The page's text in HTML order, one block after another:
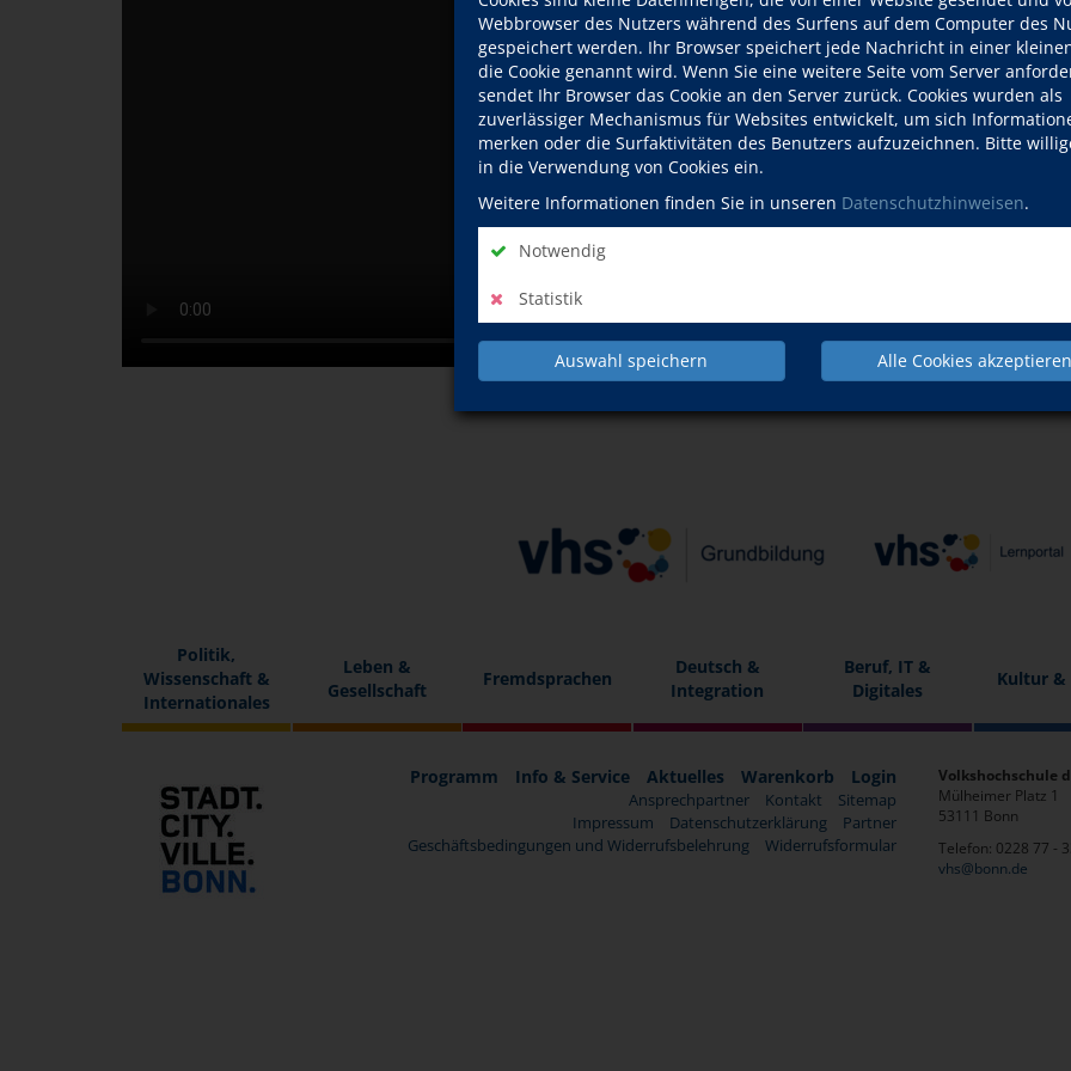
Webbrowser des Nutzers während des Surfens auf dem Computer des
gespeichert werden. Ihr Browser speichert jede Nachricht in einer
die Cookie genannt wird. Wenn Sie eine weitere Seite vom Server
sendet Ihr Browser das Cookie an den Server zurück. Cookies wurden als
zuverlässiger Mechanismus für Websites entwickelt, um sich
merken oder die Surfaktivitäten des Benutzers aufzuzeichnen. Bitte
in die Verwendung von Cookies ein.
Weitere Informationen finden Sie in unseren Datenschutzhinweisen.
Notwendig
Statistik
Auswahl speichern Alle Cookies
Politik,
Wissenschaft &
Internationales
Leben &
Gesellschaft
Fremdsprachen
Deutsch &
Integration
Beruf, IT &
Digitales
Kultur &
Programm Info & Service Aktuelles Warenkorb Login
Ansprechpartner Kontakt
Sitemap
Impressum
Datenschutzerklärung
Partner
Geschäftsbedingungen und Widerrufsbelehrung
Widerrufsformular
Volkshochschule
Mülheimer Platz 1
53111 Bonn
Telefon: 0228 77 -
vhs@bonn.de